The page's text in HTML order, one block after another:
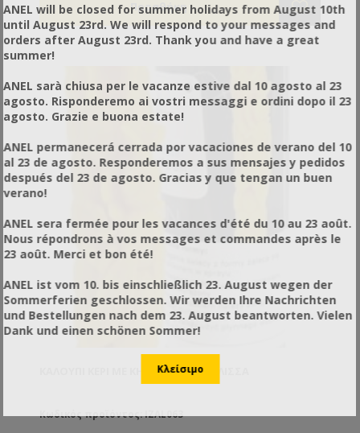
ΚΑΛΟΎΠΙ ΚΕΡΊ ΜΕ ΚΗΡΉΘΡΑ ΚΑΙ ΜΈΛΙΣΣΑ
Κωδικός προϊόντος: IZAL063
ANEL will be closed for summer holidays from August 10th
until August 23rd. We will respond to your messages and
orders after August 23rd. Thank you and have a great
summer!
ANEL sarà chiusa per le vacanze estive dal 10 agosto al 23
agosto. Risponderemo ai vostri messaggi e ordini dopo il 23
agosto. Grazie e buona estate!
ANEL permanecerá cerrada por vacaciones de verano del 10
al 23 de agosto. Responderemos a sus mensajes y pedidos
después del 23 de agosto. Gracias y que tengan un buen
verano!
ANEL sera fermée pour les vacances d'été du 10 au 23 août.
Nous répondrons à vos messages et commandes après le
23 août. Merci et bon été!
ANEL ist vom 10. bis einschließlich 23. August wegen der
Sommerferien geschlossen. Wir werden Ihre Nachrichten
und Bestellungen nach dem 23. August beantworten. Vielen
Dank und einen schönen Sommer!